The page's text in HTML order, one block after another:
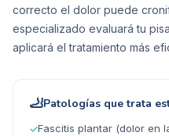
correcto el dolor puede
especializado evaluará tu
aplicará el tratamiento más
🦶Patologías que trata
✓Fascitis plantar (dolor en